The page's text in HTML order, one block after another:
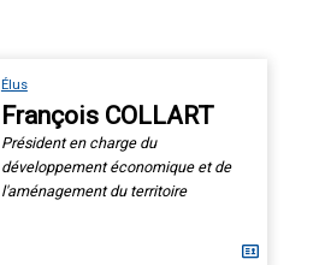
Élus
François COLLART
Président en charge du
développement économique et de
l'aménagement du territoire